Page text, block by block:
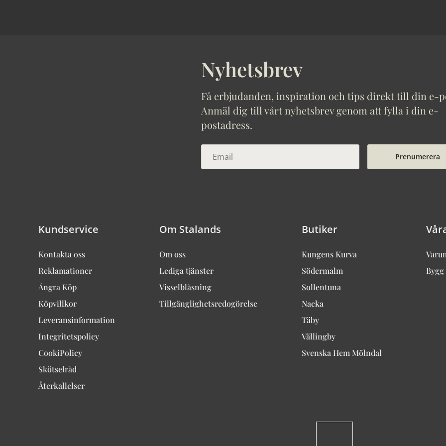
Nyhetsbrev
Få erbjudanden, inspiration och tips direkt till din e-
Anmäl dig till vårt nyhetsbrev genom att fylla i din e-
postadress.
Prenumerera
Kundservice
Kontakta oss
Reklamationer
Ångra Köp
Köpvillkor
Leveransinformation
Integritetspolicy
CookiPolicy
Skötselråd
Återkallelser
Om Stalands
Om oss
Lediga tjänster
Visselblåsning
Tillgänglighetsredogörelse
Butiker
Kungens Kurva
Södermalm
Sollentuna
Nacka
Täby
Vällingby
Svenska Hem Mölndal